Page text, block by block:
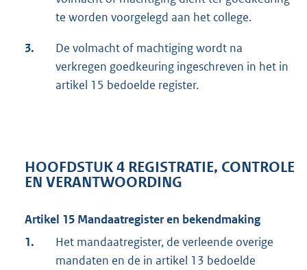
te worden voorgelegd aan het college.
3.
De volmacht of machtiging wordt na
verkregen goedkeuring ingeschreven in het in
artikel 15 bedoelde register.
HOOFDSTUK 4 REGISTRATIE, CONTROLE
EN VERANTWOORDING
Artikel 15 Mandaatregister en bekendmaking
1.
Het mandaatregister, de verleende overige
mandaten en de in artikel 13 bedoelde